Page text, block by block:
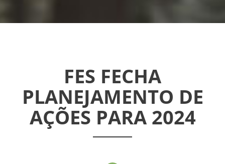
INFORMATIVOS
ASSEMBLÉIAS
FES FECHA
PLANEJAMENTO DE
AÇÕES PARA 2024